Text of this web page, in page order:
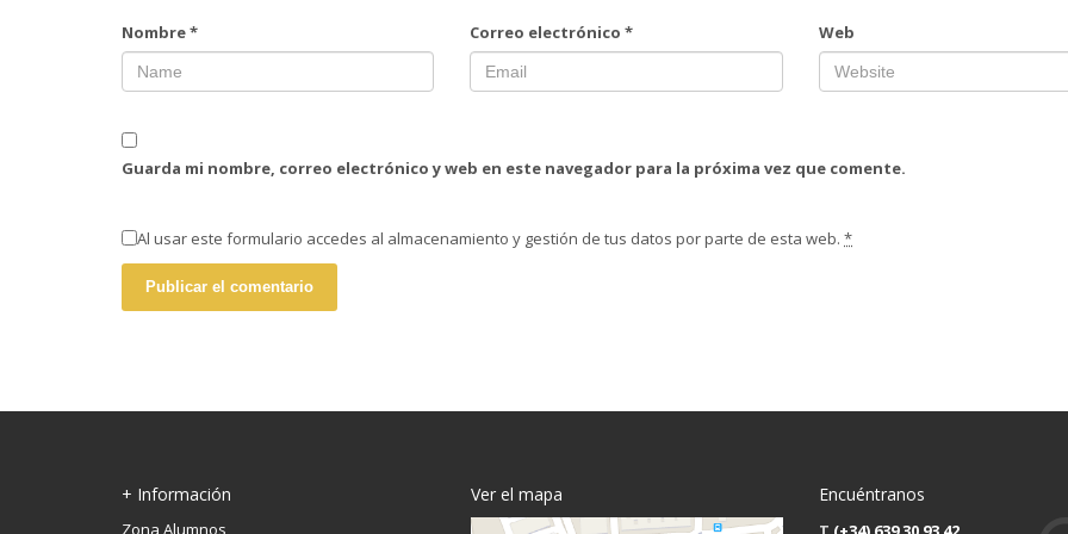
Nombre* Correo electrónico* Web
Guarda mi nombre, correo electrónico y web en este navegador para la próxima vez que comente.
Al usar este formulario accedes al almacenamiento y gestión de tus datos por parte de esta web. *
+ Información
Zona Alumnos
Ver el mapa Encuéntranos